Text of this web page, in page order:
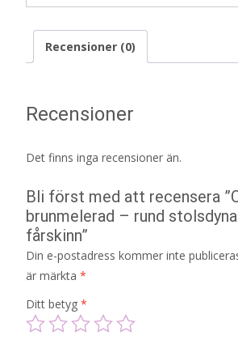
Recensioner (0)
Recensioner
Det finns inga recensioner än.
Bli först med att recensera
brunmelerad – rund
fårskinn”
Din e-postadress kommer inte
är märkta *
Ditt betyg *